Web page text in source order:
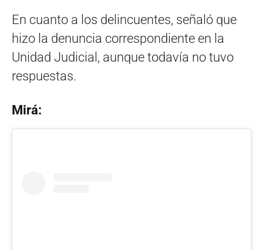
En cuanto a los delincuentes, señaló que
hizo la denuncia correspondiente en la
Unidad Judicial, aunque todavía no tuvo
respuestas.
Mirá: